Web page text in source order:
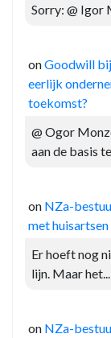
Sorry: @ Igor
onGoodwill
eerlijk
toekomst?
@ Ogor
aan de basis
on NZa-
met
Er hoeft nog
lijn. Maar het...
on NZa-